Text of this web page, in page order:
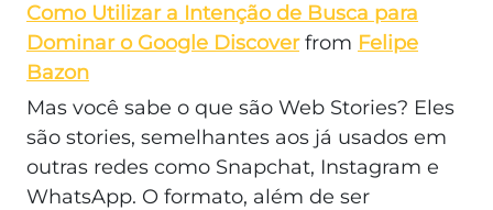
Como Utilizar a Intenção de Busca para
Dominar o Google Discover from Felipe
Bazon
Mas você sabe o que são Web Stories? Eles
são stories, semelhantes aos já usados em
outras redes como Snapchat, Instagram e
WhatsApp. O formato, além de ser